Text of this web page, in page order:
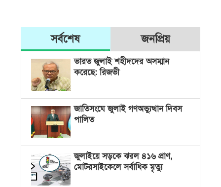
সর্বশেষ জনপ্রিয়
ভারত জুলাই শহীদদের অসম্মান
করেছে: রিজভী
জাতিসংঘে জুলাই গণঅভ্যুত্থান দিবস
পালিত
জুলাইয়ে সড়কে ঝরল ৪১৬ প্রাণ,
মোটরসাইকেলে সর্বাধিক মৃত্যু